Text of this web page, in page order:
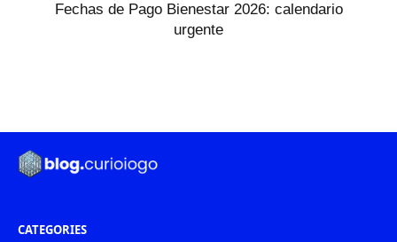
Fechas de Pago Bienestar 2026: calendario
urgente
CATEGORIES